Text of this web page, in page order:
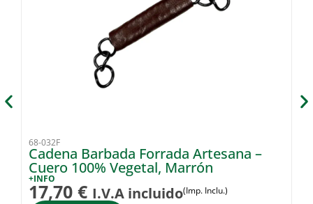
68-032F
Cadena Barbada Forrada Artesana –
Cuero 100% Vegetal, Marrón
+INFO
17,70 € I.V.A incluido(Imp. Inclu.)